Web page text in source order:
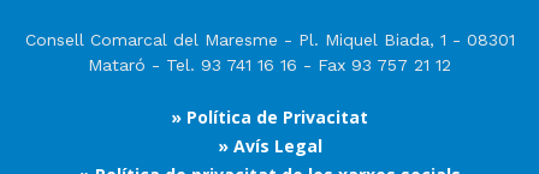
Consell Comarcal del Maresme - Pl. Miquel Biada, 1 - 08301
Mataró - Tel. 93 741 16 16 - Fax 93 757 21 12
» Política de Privacitat
» Avís Legal